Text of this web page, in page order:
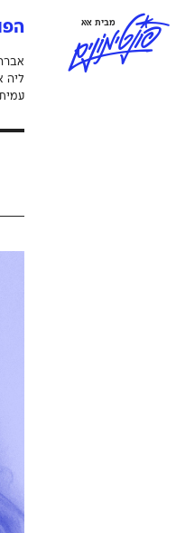
פונטימוניםמבית אאא
ליה